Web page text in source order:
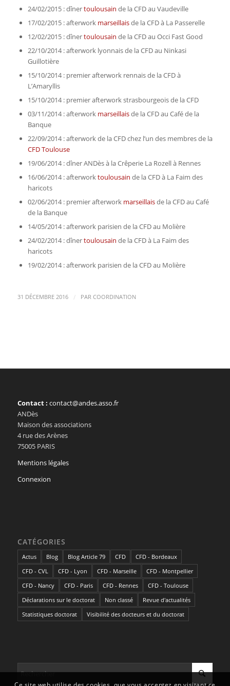
24/02/2015 : dînertoulousain de la CFD au Vaudeville
17/02/2015 : afterwork marseillaisde la CFD à La Passerelle
12/02/2015 : dînertoulousain de la CFD au Occi Fast Good
22/10/2014 : afterwork lyonnais de la CFD au Ninkasi
Guillotière
15/10/2014 : premier afterwork rennais de la CFD à
L’Amaryllis
15/10/2014 : premier afterwork strasbourgeois de la CFD
03/11/2014 : afterwork marseillaisde la CFD au Café de la
Banque
22/09/2014 : afterwork de la CFD chez l’un des membres de la
CFD Toulouse
19/06/2014 : dîner ANDès à la Crêperie La Rozell à Rennes
16/06/2014 : afterworktoulousain de la CFD à La Faim des
haricots
02/06/2014 : premier afterwork marseillaisde la CFD au Café
de la Banque
14/05/2014 : afterwork parisien de la CFD au Molière
24/02/2014 : dînertoulousain de la CFD à La Faim des
haricots
19/02/2014 : afterwork parisien de la CFD au Molière
31 DÉCEMBRE 2016 / PAR COORDINATION
Contact : contact@andes.asso.fr
ANDès
Maison des associations
4 rue des Arènes
75005 PARIS
Mentions légales
Connexion
CATÉGORIES
Actus Blog Blog Article 79 CFD
CFD - Bordeaux
CFD - CVL
CFD - Lyon CFD - Marseille
CFD - Montpellier
CFD - Nancy
CFD - Paris CFD - Rennes
CFD - Toulouse
Déclarations sur le doctorat
Non classé
Revue d'actualités
Statistiques doctorat
Visibilité des docteurs et du doctorat